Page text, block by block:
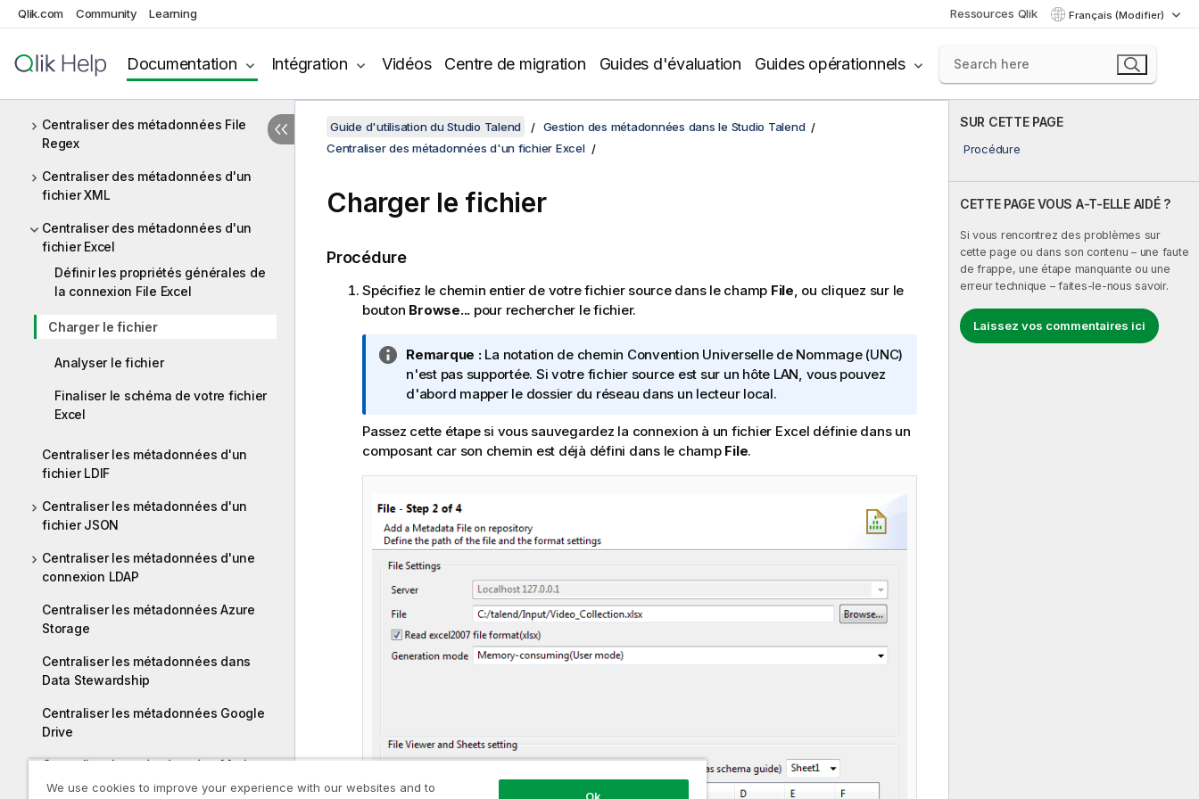
Qlik.com Community Learning Ressources Qlik Français (Modifier)
Documentation Intégration Vidéos Centre de migration Guides d'évaluation Guides opérationnels
Centraliser les métadonnées SAP
Delimited
Centraliser des métadonnées File
Regex
Centraliser des métadonnées d'un
fichier XML
Centraliser des métadonnées d'un
fichier Excel
Définir les propriétés générales de
la connexion File Excel
Charger le fichier
Analyser le fichier
Finaliser le schéma de votre fichier
Excel
Centraliser les métadonnées d'un
fichier LDIF
Centraliser les métadonnées d'un
fichier JSON
Centraliser les métadonnées d'une
connexion LDAP
Centraliser les métadonnées Azure
Storage
Centraliser les métadonnées dans
Data Stewardship
Centraliser les métadonnées Google
Drive
Centraliser les métadonnées Marketo
SUR CETTE PAGE
Procédure
CETTE PAGE VOUS A-T-ELLE AIDÉ ?
Si vous rencontrez des problèmes sur
cette page ou dans son contenu – une faute
de frappe, une étape manquante ou une
erreur technique – faites-le-nous savoir.
Laissez vos commentaires ici
Guide d'utilisation du Studio Talend
Gestion des métadonnées dans le Studio Talend
Centraliser des métadonnées d'un fichier Excel
Charger le fichier
Procédure
Spécifiez le chemin entier de votre fichier source dans le champ File, ou cliquez sur le
bouton Browse... pour rechercher le fichier.
N
o
t
n
f
r
m
a
t
i
o
n
Remarque :La notation de chemin Convention Universelle de Nommage (UNC)
n'est pas supportée. Si votre fichier source est sur un hôte LAN, vous pouvez
d'abord mapper le dossier du réseau dans un lecteur local.
Passez cette étape si vous sauvegardez la connexion à un fichier Excel définie dans un
composant car son chemin est déjà défini dans le champ File.
We use cookies to improve your experience with our websites and to